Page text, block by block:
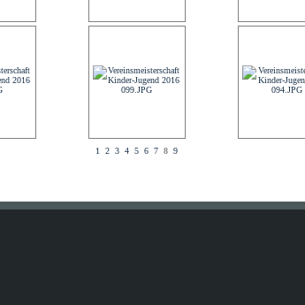
1 2 3 4 5 6 7 8 9